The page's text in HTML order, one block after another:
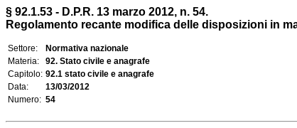
§ 92.1.53 - D.P.R. 13 marzo 2012, n. 54.
Regolamento recante modifica delle disposizioni in
Settore:
Normativa nazionale
Materia:
92. Stato civile e anagrafe
Capitolo: 92.1 stato civile e anagrafe
Data:
13/03/2012
Numero: 54